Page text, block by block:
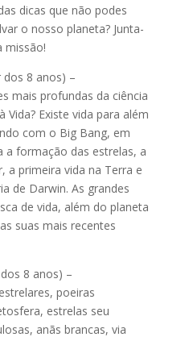
dicas que não podes
o nosso planeta? Junta-
missão!
dos 8 anos) –
mais profundas da ciência
Vida? Existe vida para além
com o Big Bang, em
a formação das estrelas, a
a primeira vida na Terra e
de Darwin. As grandes
de vida, além do planeta
suas mais recentes
8 anos) –
poeiras
estrelas seu
anãs brancas, via